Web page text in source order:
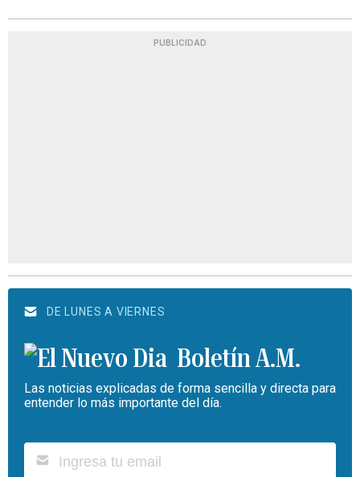
PUBLICIDAD
DE LUNES A VIERNES
Boletín A.M.
Las noticias explicadas de forma sencilla y directa para
entender lo más importante del día.